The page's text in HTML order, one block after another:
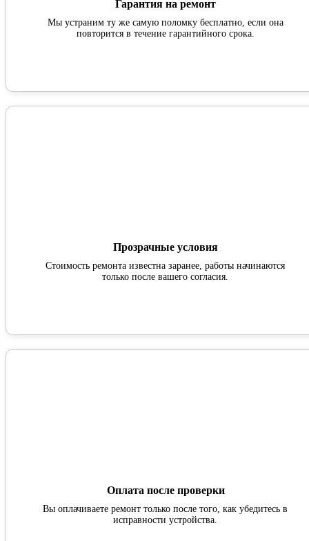
Гарантия на ремонт
Мы устраним ту же самую поломку бесплатно, если она
повторится в течение гарантийного срока.
Прозрачные условия
Стоимость ремонта известна заранее, работы начинаются
только после вашего согласия.
Оплата после проверки
Вы оплачиваете ремонт только после того, как убедитесь в
исправности устройства.